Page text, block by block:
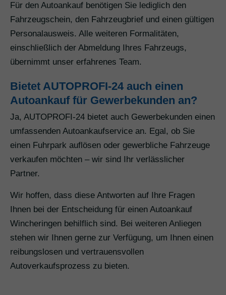
Für den Autoankauf benötigen Sie lediglich den
Fahrzeugschein, den Fahrzeugbrief und einen gültigen
Personalausweis. Alle weiteren Formalitäten,
einschließlich der Abmeldung Ihres Fahrzeugs,
übernimmt unser erfahrenes Team.
Bietet AUTOPROFI-24 auch einen
Autoankauf für Gewerbekunden an?
Ja, AUTOPROFI-24 bietet auch Gewerbekunden einen
umfassenden Autoankaufservice an. Egal, ob Sie
einen Fuhrpark auflösen oder gewerbliche Fahrzeuge
verkaufen möchten – wir sind Ihr verlässlicher
Partner.
Wir hoffen, dass diese Antworten auf Ihre Fragen
Ihnen bei der Entscheidung für einen Autoankauf
Wincheringen behilflich sind. Bei weiteren Anliegen
stehen wir Ihnen gerne zur Verfügung, um Ihnen einen
reibungslosen und vertrauensvollen
Autoverkaufsprozess zu bieten.